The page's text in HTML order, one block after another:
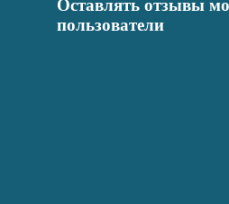
Оставлять отзывы
пользователи